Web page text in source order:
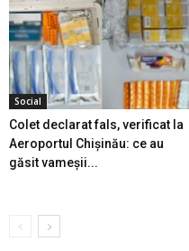
Social
Colet declarat fals, verificat la
Aeroportul Chișinău: ce au
găsit vameșii...